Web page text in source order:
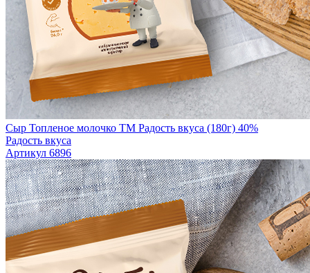
Сыр Топленое молочко TM Радость вкуса (180г) 40%
Радость вкуса
Артикул 6896